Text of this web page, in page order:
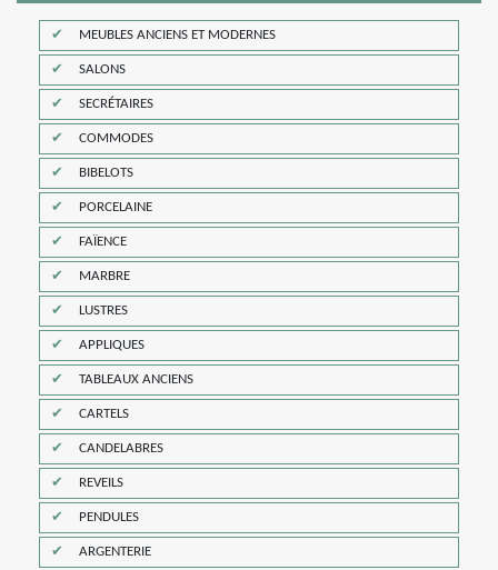
MEUBLES ANCIENS ET MODERNES
SALONS
SECRÉTAIRES
COMMODES
BIBELOTS
PORCELAINE
FAÏENCE
MARBRE
LUSTRES
APPLIQUES
TABLEAUX ANCIENS
CARTELS
CANDELABRES
REVEILS
PENDULES
ARGENTERIE